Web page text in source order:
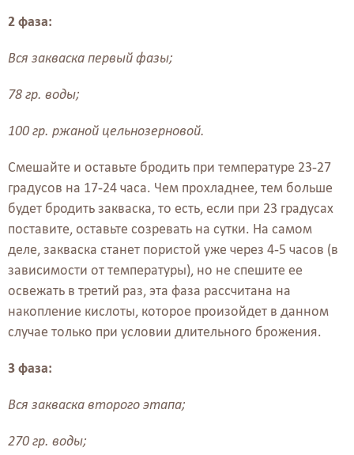
2 фаза:
Вся закваска первый фазы;
78 гр. воды;
100 гр. ржаной цельнозерновой.
Смешайте и оставьте бродить при температуре 23-27
градусов на 17-24 часа. Чем прохладнее, тем больше
будет бродить закваска, то есть, если при 23 градусах
поставите, оставьте созревать на сутки. На самом
деле, закваска станет пористой уже через 4-5 часов (в
зависимости от температуры), но не спешите ее
освежать в третий раз, эта фаза рассчитана на
накопление кислоты, которое произойдет в данном
случае только при условии длительного брожения.
3 фаза:
Вся закваска второго этапа;
270 гр. воды;